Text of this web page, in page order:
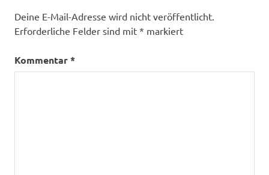
Deine E-Mail-Adresse wird nicht veröffentlicht.
Erforderliche Felder sind mit * markiert
Kommentar*